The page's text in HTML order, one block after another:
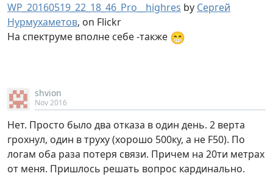
WP_20160519_22_18_46_Pro__highres by Сергей
Нурмухаметов, on Flickr
На спектруме вполне себе -также 😁
shvion
Nov 2016
Нет. Просто было два отказа в один день. 2 верта
грохнул, один в труху (хорошо 500ку, а не F50). По
логам оба раза потеря связи. Причем на 20ти метрах
от меня. Пришлось решать вопрос кардинально.